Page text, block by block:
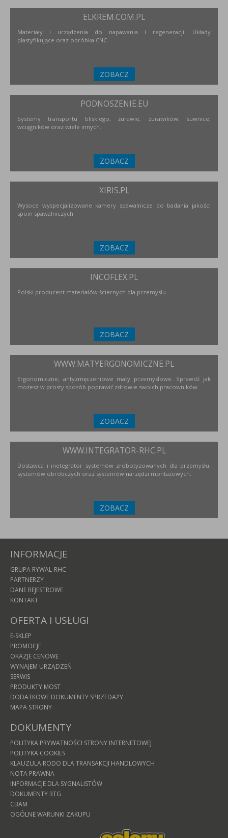
ELKREM.COM.PL
Materiały i urządzenia do napawania i regeneracji. Układy
plastyfikujące oraz obróbka CNC.
ZOBACZ
PODNOSZENIE.EU
Systemy transportu bliskiego, żurawie, żurawików, suwnice,
wciągników oraz wiele innych.
ZOBACZ
XIRIS.PL
Wysoce wyspecjalizowane kamery spawalnicze do badania jakości
spoin spawalniczych
ZOBACZ
INCOFLEX.PL
Polski producent materiałów ściernych dla przemysłu
ZOBACZ
WWW.MATYERGONOMICZNE.PL
Ergonomiczne, antyzmęczeniowe maty przemysłowe. Sprawdź jak
możesz w prosty sposób poprawić zdrowie swoich pracowników.
ZOBACZ
WWW.INTEGRATOR-RHC.PL
Dostawca i inetegrator systemów zrobotyzowanych dla przemysłu,
systemów obróbczych oraz systemów narzędzi montażowych.
ZOBACZ
INFORMACJE
GRUPA RYWAL-RHC
PARTNERZY
DANE REJESTROWE
KONTAKT
OFERTA I USŁUGI
E-SKLEP
PROMOCJE
OKAZJE CENOWE
WYNAJEM URZĄDZEŃ
SERWIS
PRODUKTY MOST
DODATKOWE DOKUMENTY SPRZEDAŻY
MAPA STRONY
DOKUMENTY
POLITYKA PRYWATNOŚCI STRONY INTERNETOWEJ
POLITYKA COOKIES
KLAUZULA RODO DLA TRANSAKCJI HANDLOWYCH
NOTA PRAWNA
INFORMACJE DLA SYGNALISTÓW
DOKUMENTY 3TG
CBAM
OGÓLNE WARUNKI ZAKUPU